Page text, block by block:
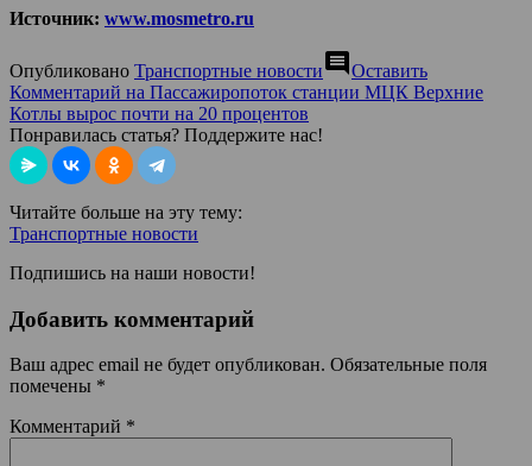
Источник: www.mosmetro.ru
Опубликовано Транспортные новостиcomment Оставить
Комментарий на Пассажиропоток станции МЦК Верхние
Котлы вырос почти на 20 процентов
Понравилась статья? Поддержите нас!
Читайте больше на эту тему:
Транспортные новости
Подпишись на наши новости!
Добавить комментарий
Ваш адрес email не будет опубликован. Обязательные поля
помечены *
Комментарий *